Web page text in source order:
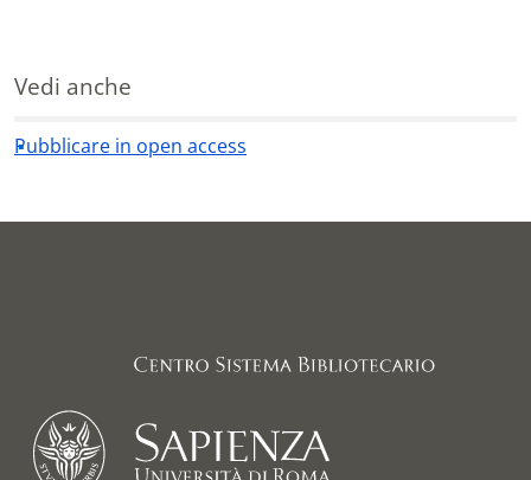
Vedi anche
Pubblicare in open access